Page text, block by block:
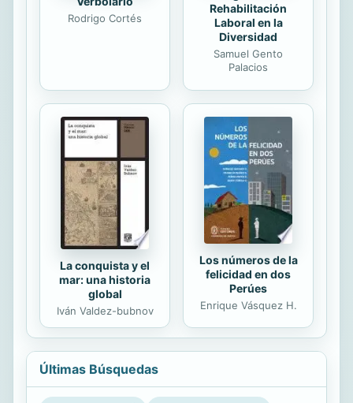
Verbolario
Integración Y
Rehabilitación
Laboral en la
Diversidad
Samuel Gento
La conquista y el
mar: una historia
global
Iván Valdez-bubnov
Los números de la
felicidad en dos
Perúes
Últimas Búsquedas